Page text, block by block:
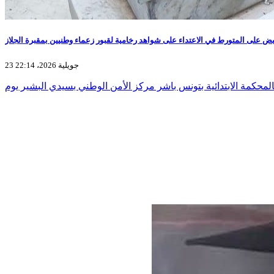
على المتورط في الاعتداء على شواهد رخامية لقبور زعماء وطنيين بمقبرة الجلاز
23 جويلية 2026، 22:14